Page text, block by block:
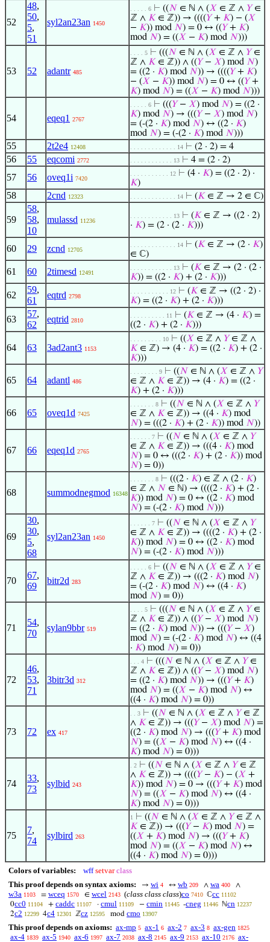
52
48,
50,
5,
51
syl2an23an 1450
. . . . . 6 ⊢ ((𝑁 ∈ ℕ ∧ (𝑋 ∈ ℤ ∧ 𝑌∈
ℤ ∧ 𝐾 ∈ ℤ)) → ((((𝑌+ 𝐾) − (𝑋
− 𝐾)) mod 𝑁) = 0 ↔ ((𝑌+ 𝐾)
mod 𝑁) = ((𝑋 − 𝐾) mod 𝑁)))
53 52 adantr 485
. . . . 5 ⊢ (((𝑁 ∈ ℕ ∧ (𝑋 ∈ ℤ ∧ 𝑌∈
ℤ ∧ 𝐾 ∈ ℤ)) ∧ ((𝑌− 𝑋) mod 𝑁)
= ((2 · 𝐾) mod 𝑁)) → ((((𝑌+ 𝐾)
− (𝑋 − 𝐾)) mod 𝑁) = 0 ↔ ((𝑌+
𝐾) mod 𝑁) = ((𝑋 − 𝐾) mod 𝑁)))
54 eqeq1 2767
. . . . . 6 ⊢ (((𝑌− 𝑋) mod 𝑁) = ((2 ·
𝐾) mod 𝑁) → (((𝑌− 𝑋) mod 𝑁)
= (-(2 · 𝐾) mod 𝑁) ↔ ((2 · 𝐾)
mod 𝑁) = (-(2 · 𝐾) mod 𝑁)))
55 2t2e4 12408 . . . . . . . . . . . . . 14 ⊢ (2 · 2) = 4
56 55 eqcomi 2772 . . . . . . . . . . . . 13 ⊢ 4 = (2 · 2)
57 56 oveq1i 7420
. . . . . . . . . . . 12 ⊢ (4 · 𝐾) = ((2 · 2) ·
𝐾)
58 2cnd 12323 . . . . . . . . . . . . . 14 ⊢ (𝐾 ∈ ℤ → 2 ∈ ℂ)
59
58,
58,
10
mulassd 11236
. . . . . . . . . . . . 13 ⊢ (𝐾 ∈ ℤ → ((2 · 2)
· 𝐾) = (2 · (2 · 𝐾)))
60 29 zcnd 12705
. . . . . . . . . . . . . 14 ⊢ (𝐾 ∈ ℤ → (2 · 𝐾)
∈ ℂ)
61 60 2timesd 12491
. . . . . . . . . . . . 13 ⊢ (𝐾 ∈ ℤ → (2 · (2 ·
𝐾)) = ((2 · 𝐾) + (2 · 𝐾)))
62
59,
61
eqtrd 2798
. . . . . . . . . . . 12 ⊢ (𝐾 ∈ ℤ → ((2 · 2) ·
𝐾) = ((2 · 𝐾) + (2 · 𝐾)))
63
57,
62
eqtrid 2810
. . . . . . . . . . 11 ⊢ (𝐾 ∈ ℤ → (4 · 𝐾) =
((2 · 𝐾) + (2 · 𝐾)))
64 63 3ad2ant3 1153
. . . . . . . . . 10 ⊢ ((𝑋 ∈ ℤ ∧ 𝑌∈ ℤ ∧
𝐾 ∈ ℤ) → (4 · 𝐾) = ((2 · 𝐾) + (2 ·
𝐾)))
65 64 adantl 486
. . . . . . . . 9 ⊢ ((𝑁 ∈ ℕ ∧ (𝑋 ∈ ℤ ∧ 𝑌
∈ ℤ ∧ 𝐾 ∈ ℤ)) → (4 · 𝐾) = ((2 ·
𝐾) + (2 · 𝐾)))
66 65 oveq1d 7425
. . . . . . . 8 ⊢ ((𝑁 ∈ ℕ ∧ (𝑋 ∈ ℤ ∧ 𝑌
∈ ℤ ∧ 𝐾 ∈ ℤ)) → ((4 · 𝐾) mod
𝑁) = (((2 · 𝐾) + (2 · 𝐾)) mod 𝑁))
67 66 eqeq1d 2765
. . . . . . 7 ⊢ ((𝑁 ∈ ℕ ∧ (𝑋 ∈ ℤ ∧ 𝑌
∈ ℤ ∧ 𝐾 ∈ ℤ)) → (((4 · 𝐾) mod
𝑁) = 0 ↔ (((2 · 𝐾) + (2 · 𝐾)) mod
𝑁) = 0))
68 summodnegmod 16348
. . . . . . . 8 ⊢ (((2 · 𝐾) ∈ ℤ ∧ (2 · 𝐾)
∈ ℤ ∧ 𝑁 ∈ ℕ) → ((((2 · 𝐾) + (2 ·
𝐾)) mod 𝑁) = 0 ↔ ((2 · 𝐾) mod
𝑁) = (-(2 · 𝐾) mod 𝑁)))
69
30,
30,
5,
68
syl2an23an 1450
. . . . . . 7 ⊢ ((𝑁 ∈ ℕ ∧ (𝑋 ∈ ℤ ∧ 𝑌
∈ ℤ ∧ 𝐾 ∈ ℤ)) → ((((2 · 𝐾) + (2 ·
𝐾)) mod 𝑁) = 0 ↔ ((2 · 𝐾) mod
𝑁) = (-(2 · 𝐾) mod 𝑁)))
70
67,
69
bitr2d 283
. . . . . 6 ⊢ ((𝑁 ∈ ℕ ∧ (𝑋 ∈ ℤ ∧ 𝑌∈
ℤ ∧ 𝐾 ∈ ℤ)) → (((2 · 𝐾) mod 𝑁)
= (-(2 · 𝐾) mod 𝑁) ↔ ((4 · 𝐾)
mod 𝑁) = 0))
71
54,
70
sylan9bbr 519
. . . . 5 ⊢ (((𝑁 ∈ ℕ ∧ (𝑋 ∈ ℤ ∧ 𝑌∈
ℤ ∧ 𝐾 ∈ ℤ)) ∧ ((𝑌− 𝑋) mod 𝑁)
= ((2 · 𝐾) mod 𝑁)) → (((𝑌− 𝑋)
mod 𝑁) = (-(2 · 𝐾) mod 𝑁) ↔ ((4
· 𝐾) mod 𝑁) = 0))
72
46,
53,
71
3bitr3d 312
. . . 4 ⊢ (((𝑁 ∈ ℕ ∧ (𝑋 ∈ ℤ ∧ 𝑌∈
ℤ ∧ 𝐾 ∈ ℤ)) ∧ ((𝑌− 𝑋) mod 𝑁)
= ((2 · 𝐾) mod 𝑁)) → (((𝑌+ 𝐾)
mod 𝑁) = ((𝑋 − 𝐾) mod 𝑁) ↔
((4 · 𝐾) mod 𝑁) = 0))
73 72 ex 417
. . 3 ⊢ ((𝑁 ∈ ℕ ∧ (𝑋 ∈ ℤ ∧ 𝑌∈ ℤ
∧ 𝐾 ∈ ℤ)) → (((𝑌− 𝑋) mod 𝑁) =
((2 · 𝐾) mod 𝑁) → (((𝑌+ 𝐾) mod
𝑁) = ((𝑋 − 𝐾) mod 𝑁) ↔ ((4 ·
𝐾) mod 𝑁) = 0)))
74
33,
73
sylbid 243
. 2 ⊢ ((𝑁 ∈ ℕ ∧ (𝑋 ∈ ℤ ∧ 𝑌∈ ℤ
∧ 𝐾 ∈ ℤ)) → ((((𝑌− 𝐾) − (𝑋 +
𝐾)) mod 𝑁) = 0 → (((𝑌+ 𝐾) mod
𝑁) = ((𝑋 − 𝐾) mod 𝑁) ↔ ((4 ·
𝐾) mod 𝑁) = 0)))
75
7,
74
sylbird 263
1 ⊢ ((𝑁 ∈ ℕ ∧ (𝑋 ∈ ℤ ∧ 𝑌∈ ℤ ∧
𝐾 ∈ ℤ)) → (((𝑌− 𝐾) mod 𝑁) =
((𝑋 + 𝐾) mod 𝑁) → (((𝑌+ 𝐾)
mod 𝑁) = ((𝑋 − 𝐾) mod 𝑁) ↔
((4 · 𝐾) mod 𝑁) = 0)))
Colors of variables: wff setvar class
This proof depends on syntax axioms:
→ wi 4 ↔ wb 209 ∧ wa 400 ∧
w3a 1103 = wceq 1570 ∈ wcel 2143 (class class class)co 7410 ℂcc 11102
0cc0 11104 + caddc 11107 · cmul 11109 − cmin 11445 -cneg 11446 ℕcn 12237
2c2 12299 4c4 12301 ℤcz 12595 mod cmo 13907
This proof depends on axioms: ax-mp 5 ax-1 6 ax-2 7 ax-3 8 ax-gen 1825
ax-4 1839 ax-5 1940 ax-6 1997 ax-7 2038 ax-8 2145 ax-9 2153 ax-10 2176 ax-